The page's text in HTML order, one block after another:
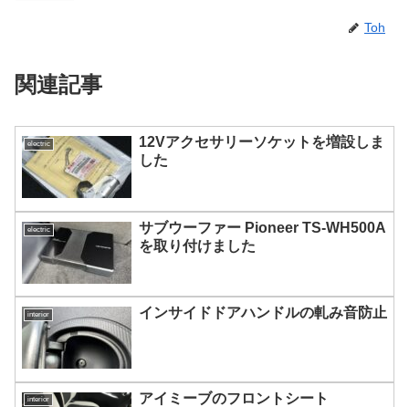
Toh
関連記事
electric
12Vアクセサリーソケットを増設しま
した
electric
サブウーファー Pioneer TS-WH500A
を取り付けました
interior インサイドドアハンドルの軋み音防止
interior アイミーブのフロントシート